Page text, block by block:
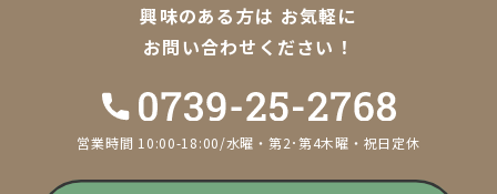
興味のある方は お気軽に
お問い合わせください！
営業時間 10:00-18:00/水曜・第2･第4木曜・祝日定休